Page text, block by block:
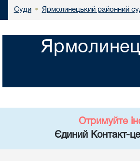
Суди • Ярмолинецький районний
Отримуйте
Єдиний Контакт-